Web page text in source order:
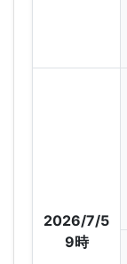
2026/7/5
9時